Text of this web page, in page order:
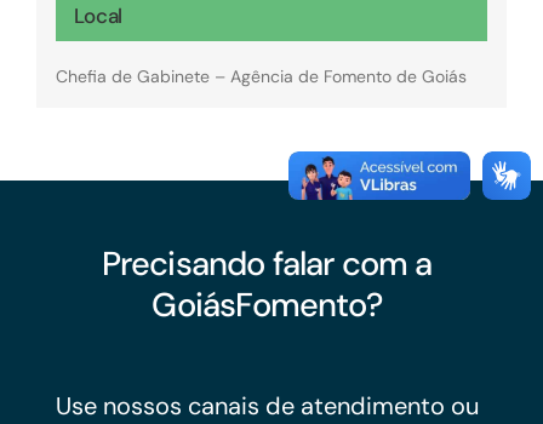
Local
Chefia de Gabinete – Agência de Fomento de Goiás
Precisando falar com a
GoiásFomento?
Use nossos canais de atendimento ou